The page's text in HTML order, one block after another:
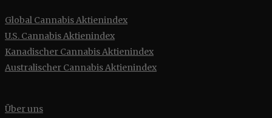
Global Cannabis Aktienindex
U.S. Cannabis Aktienindex
Kanadischer Cannabis Aktienindex
Australischer Cannabis Aktienindex
Über uns